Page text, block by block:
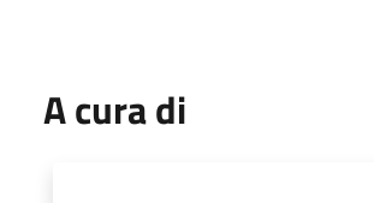
A cura di